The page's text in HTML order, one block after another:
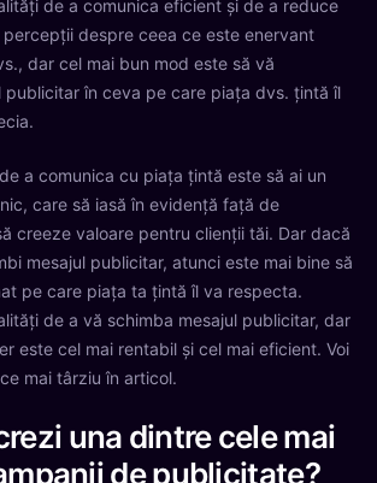
de a comunica eficient și de a reduce
percepții despre ceea ce este enervant
dar cel mai bun mod este să vă
publicitar în ceva pe care piața dvs. țintă îl
a comunica cu piața țintă este să ai un
care să iasă în evidență față de
creeze valoare pentru clienții tăi. Dar dacă
mesajul publicitar, atunci este mai bine să
pe care piața ta țintă îl va respecta.
de a vă schimba mesajul publicitar, dar
este cel mai rentabil și cel mai eficient. Voi
mai târziu în articol.
una dintre cele mai
de publicitate?